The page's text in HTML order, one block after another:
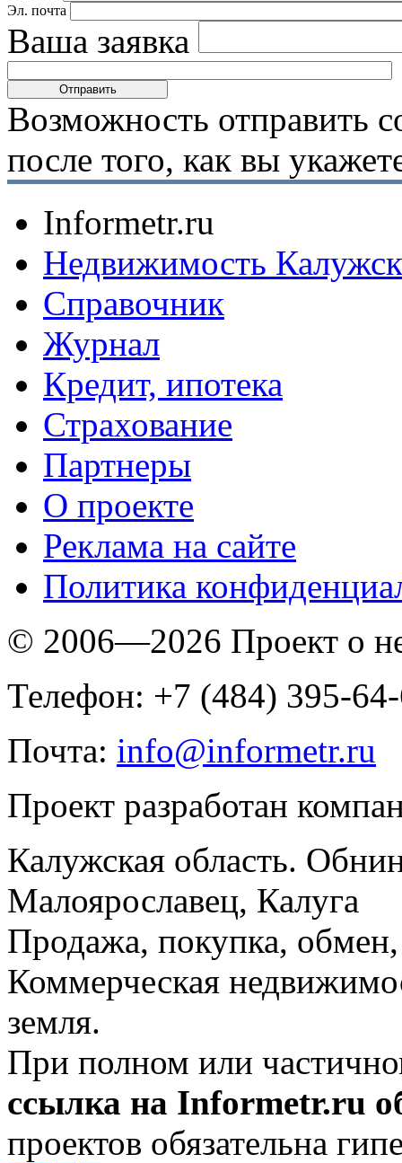
Эл. почта
Ваша заявка
Возможность отправить
после того, как вы
Informetr.ru
Недвижимость
Справочник
Журнал
Кредит, ипотека
Страхование
Партнеры
O проекте
Реклама на сайте
Политика
© 2006—2026 Проект о
Телефон: +7 (484) 395-
Почта: info@informetr.ru
Проект разработан
Калужская область.
Малоярославец, Калуга
Продажа, покупка, обмен,
Коммерческая
земля.
При полном или
ссылка на Informetr.ru
проектов обязательна